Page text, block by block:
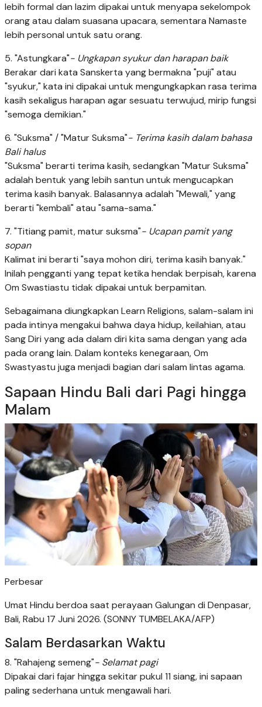
lebih formal dan lazim dipakai untuk menyapa sekelompok
orang atau dalam suasana upacara, sementara Namaste
lebih personal untuk satu orang.
5. "Astungkara"- Ungkapan syukur dan harapan baik
Berakar dari kata Sanskerta yang bermakna "puji" atau
"syukur," kata ini dipakai untuk mengungkapkan rasa terima
kasih sekaligus harapan agar sesuatu terwujud, mirip fungsi
"semoga demikian."
6. "Suksma" / "Matur Suksma"- Terima kasih dalam bahasa
Bali halus
"Suksma" berarti terima kasih, sedangkan "Matur Suksma"
adalah bentuk yang lebih santun untuk mengucapkan
terima kasih banyak. Balasannya adalah "Mewali," yang
berarti "kembali" atau "sama-sama."
7. "Titiang pamit, matur suksma"- Ucapan pamit yang
sopan
Kalimat ini berarti "saya mohon diri, terima kasih banyak."
Inilah pengganti yang tepat ketika hendak berpisah, karena
Om Swastiastu tidak dipakai untuk berpamitan.
Sebagaimana diungkapkan Learn Religions, salam-salam ini
pada intinya mengakui bahwa daya hidup, keilahian, atau
Sang Diri yang ada dalam diri kita sama dengan yang ada
pada orang lain. Dalam konteks kenegaraan, Om
Swastyastu juga menjadi bagian dari salam lintas agama.
Sapaan Hindu Bali dari Pagi hingga
Malam
Perbesar
Umat Hindu berdoa saat perayaan Galungan di Denpasar,
Bali, Rabu 17 Juni 2026. (SONNY TUMBELAKA/AFP)
Salam Berdasarkan Waktu
8. "Rahajeng semeng"- Selamat pagi
Dipakai dari fajar hingga sekitar pukul 11 siang, ini sapaan
paling sederhana untuk mengawali hari.